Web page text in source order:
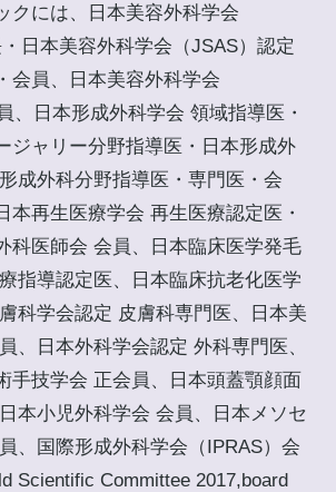
クには、日本美容外科学会
・日本美容外科学会（JSAS）認定
会員、日本美容外科学会
、日本形成外科学会 領域指導医・
ジャリー分野指導医・日本形成外
成外科分野指導医・専門医・会
本再生医療学会 再生医療認定医・
科医師会 会員、日本臨床医学発毛
指導認定医、日本臨床抗老化医学
科学会認定 皮膚科専門医、日本美
、日本外科学会認定 外科専門医、
手技学会 正会員、日本頭蓋顎顔面
本小児外科学会 会員、日本メソセ
、国際形成外科学会（IPRAS）会
Scientific Committee 2017,board